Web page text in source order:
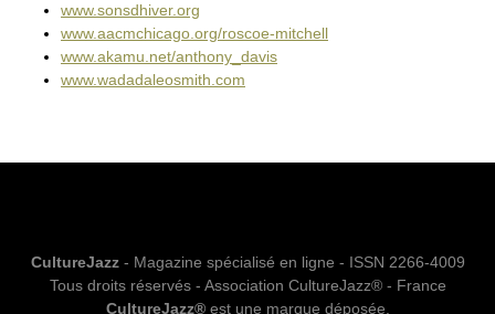
www.sonsdhiver.org
www.aacmchicago.org/roscoe-mitchell‎
www.akamu.net/anthony_davis
www.wadadaleosmith.com
CultureJazz- Magazine spécialisé en ligne - ISSN 2266-4009
Tous droits réservés - Association CultureJazz® - France
CultureJazz®est une marque déposée.